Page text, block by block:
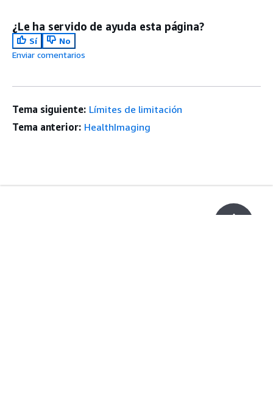
¿Le ha servido de ayuda esta página?
Sí
No
Enviar comentarios
Tema siguiente: Límites de limitación
Tema anterior: HealthImaging